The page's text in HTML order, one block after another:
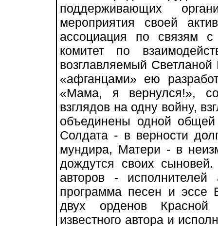
поддерживающих
мероприятия своей
ассоциация по связям
комитет по
возглавляемый
«афганцами» ею
«Мама, я вернулся!»,
взглядов на одну войну,
объединены одной
Солдата - в верности
мундира, Матери - в
дождутся своих
авторов -
программа песен и эссе
двух орденов
известного автора и